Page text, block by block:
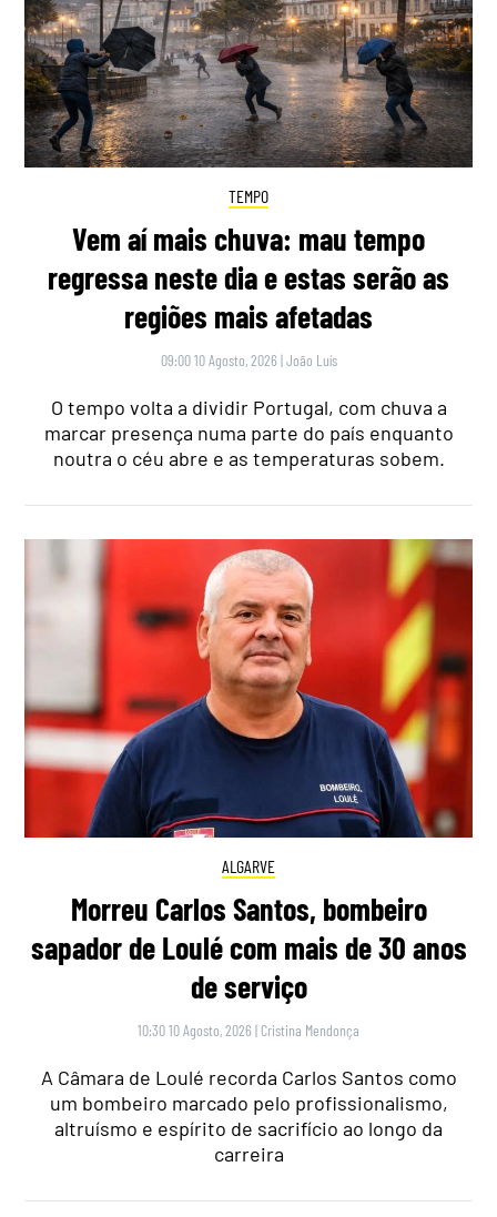
TEMPO
Vem aí mais chuva: mau tempo
regressa neste dia e estas serão as
regiões mais afetadas
09:00 10 Agosto, 2026 |João Luís
O tempo volta a dividir Portugal, com chuva a
marcar presença numa parte do país enquanto
noutra o céu abre e as temperaturas sobem.
ALGARVE
Morreu Carlos Santos, bombeiro
sapador de Loulé com mais de 30 anos
de serviço
10:30 10 Agosto, 2026 | Cristina Mendonça
A Câmara de Loulé recorda Carlos Santos como
um bombeiro marcado pelo profissionalismo,
altruísmo e espírito de sacrifício ao longo da
carreira